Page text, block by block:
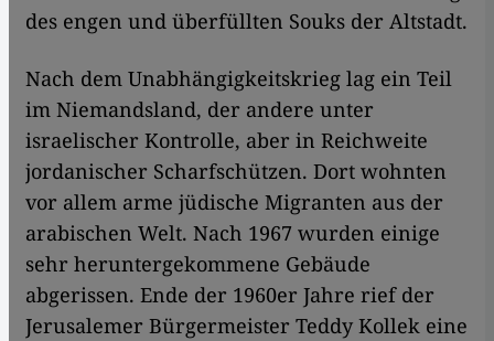
des engen und überfüllten Souks der Altstadt.
Nach dem Unabhängigkeitskrieg lag ein Teil
im Niemandsland, der andere unter
israelischer Kontrolle, aber in Reichweite
jordanischer Scharfschützen. Dort wohnten
vor allem arme jüdische Migranten aus der
arabischen Welt. Nach 1967 wurden einige
sehr heruntergekommene Gebäude
abgerissen. Ende der 1960er Jahre rief der
Jerusalemer Bürgermeister Teddy Kollek eine